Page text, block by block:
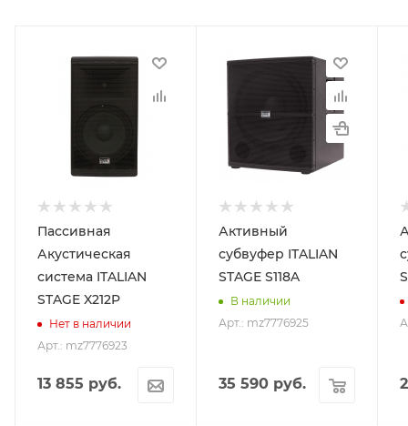
Пассивная
Акустическая
система ITALIAN
STAGE X212P
Нет в наличии
Арт.: mz7776923
13 855 руб.
Активный
субвуфер ITALIAN
STAGE S118A
В наличии
Арт.: mz7776925
35 590 руб.